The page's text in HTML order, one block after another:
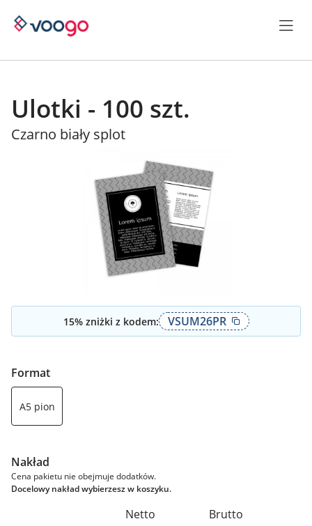
Ulotki - 100 szt.
Czarno biały splot
15% zniżki z kodem: VSUM26PR
Format
A5 pion
Nakład
Cena pakietu nie obejmuje dodatków.
Docelowy nakład wybierzesz w koszyku.
Netto
Brutto